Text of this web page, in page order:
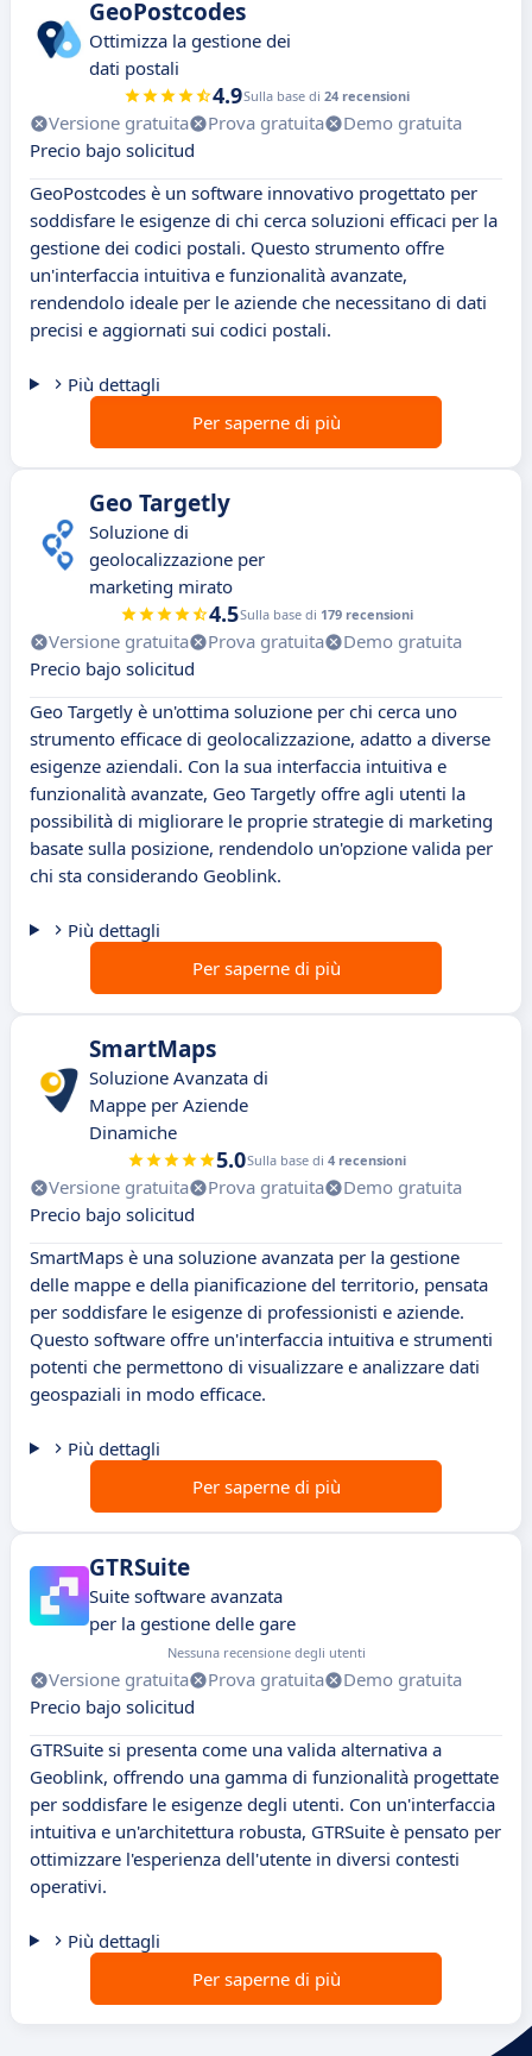
GeoPostcodes
Ottimizza la gestione dei
dati postali
4.9Sulla base di 24 recensioni
Versione gratuita Prova gratuita
Demo gratuita
Precio bajo solicitud
GeoPostcodes è un software innovativo progettato per
soddisfare le esigenze di chi cerca soluzioni efficaci per la
gestione dei codici postali. Questo strumento offre
un'interfaccia intuitiva e funzionalità avanzate,
rendendolo ideale per le aziende che necessitano di dati
precisi e aggiornati sui codici postali.
Più dettagli
Per saperne di più
Geo Targetly
Soluzione di
geolocalizzazione per
marketing mirato
4.5Sulla base di 179 recensioni
Versione gratuita Prova gratuita
Demo gratuita
Precio bajo solicitud
Geo Targetly è un'ottima soluzione per chi cerca uno
strumento efficace di geolocalizzazione, adatto a diverse
esigenze aziendali. Con la sua interfaccia intuitiva e
funzionalità avanzate, Geo Targetly offre agli utenti la
possibilità di migliorare le proprie strategie di marketing
basate sulla posizione, rendendolo un'opzione valida per
chi sta considerando Geoblink.
Più dettagli
Per saperne di più
SmartMaps
Soluzione Avanzata di
Mappe per Aziende
Dinamiche
5.0Sulla base di 4 recensioni
Versione gratuita Prova gratuita
Demo gratuita
Precio bajo solicitud
SmartMaps è una soluzione avanzata per la gestione
delle mappe e della pianificazione del territorio, pensata
per soddisfare le esigenze di professionisti e aziende.
Questo software offre un'interfaccia intuitiva e strumenti
potenti che permettono di visualizzare e analizzare dati
geospaziali in modo efficace.
Più dettagli
Per saperne di più
GTRSuite
Suite software avanzata
per la gestione delle gare
Nessuna recensione degli utenti
Versione gratuita Prova gratuita
Demo gratuita
Precio bajo solicitud
GTRSuite si presenta come una valida alternativa a
Geoblink, offrendo una gamma di funzionalità progettate
per soddisfare le esigenze degli utenti. Con un'interfaccia
intuitiva e un'architettura robusta, GTRSuite è pensato per
ottimizzare l'esperienza dell'utente in diversi contesti
operativi.
Più dettagli
Per saperne di più